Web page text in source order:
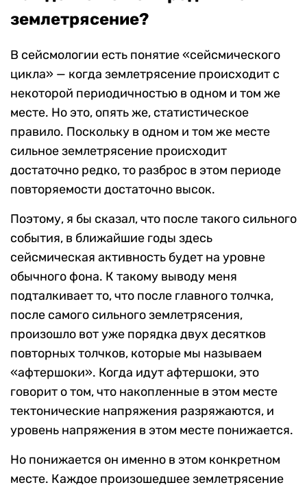
землетрясение?
В сейсмологии есть понятие «сейсмического
цикла» — когда землетрясение происходит с
некоторой периодичностью в одном и том же
месте. Но это, опять же, статистическое
правило. Поскольку в одном и том же месте
сильное землетрясение происходит
достаточно редко, то разброс в этом периоде
повторяемости достаточно высок.
Поэтому, я бы сказал, что после такого сильного
события, в ближайшие годы здесь
сейсмическая активность будет на уровне
обычного фона. К такому выводу меня
подталкивает то, что после главного толчка,
после самого сильного землетрясения,
произошло вот уже порядка двух десятков
повторных толчков, которые мы называем
«афтершоки». Когда идут афтершоки, это
говорит о том, что накопленные в этом месте
тектонические напряжения разряжаются, и
уровень напряжения в этом месте понижается.
Но понижается он именно в этом конкретном
месте. Каждое произошедшее землетрясение